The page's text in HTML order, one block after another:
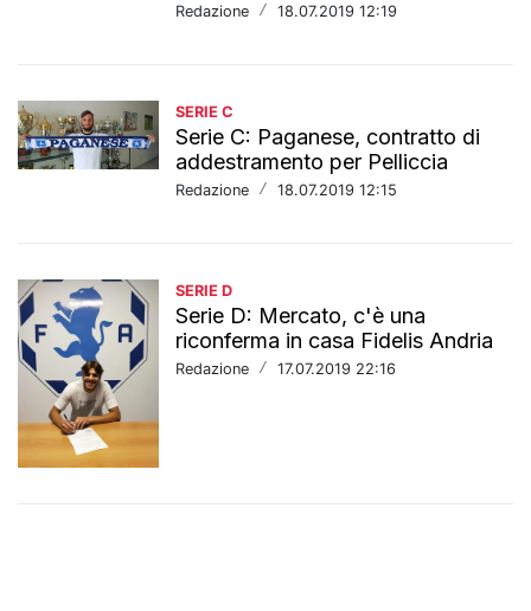
Redazione / 18.07.2019 12:19
SERIE C
Serie C: Paganese, contratto di
addestramento per Pelliccia
Redazione / 18.07.2019 12:15
SERIE D
Serie D: Mercato, c'è una
riconferma in casa Fidelis Andria
Redazione / 17.07.2019 22:16